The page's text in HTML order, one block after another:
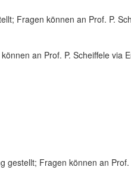
Fragen können an Prof. P.
an Prof. P. Scheiffele via
gestellt; Fragen können an Prof.